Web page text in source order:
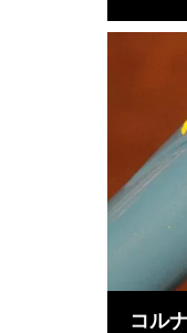
コル